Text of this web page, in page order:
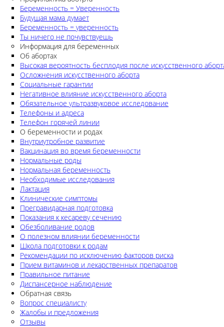
Беременность = Уверенность
Будущая мама думает
Беременность = уверенность
Ты ничего не почувствуешь
Информация для беременных
Об абортах
Высокая вероятность бесплодия после искусственного
Осложнения искусственного аборта
Социальные гарантии
Негативное влияние искусственного аборта
Обязательное ультразвуковое исследование
Телефоны и адреса
Телефон горячей линии
О беременности и родах
Внутриутробное развитие
Вакцинация во время беременности
Нормальные роды
Нормальная беременность
Необходимые исследования
Лактация
Клинические симптомы
Прегравидарная подготовка
Показания к кесареву сечению
Обезболивание родов
О полезном влиянии беременности
Школа подготовки к родам
Рекомендации по исключению факторов риска
Прием витаминов и лекарственных препаратов
Правильное питание
Диспансерное наблюдение
Обратная связь
Вопрос специалисту
Жалобы и предложения
Отзывы